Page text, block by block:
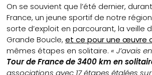
On se souvient que l’été dernier,
France, un jeune sportif de notre
sorte d’exploit en parcourant, la veille
Grande Boucle,et ce pour une œuvre
mêmes étapes en solitaire.« J’avais
Tour de France de 3400 km en
associations avec 17 étapes étalées